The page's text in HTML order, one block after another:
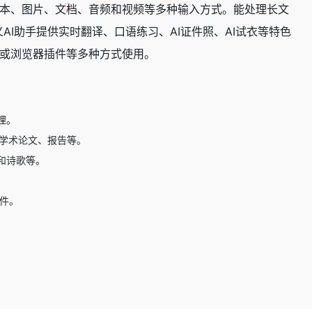
、图片、文档、音频和视频等多种输入方式。能处理长文
助手提供实时翻译、口语练习、AI证件照、AI试衣等特色
览器插件等多种方式使用。
论文、报告等。
歌等。
。